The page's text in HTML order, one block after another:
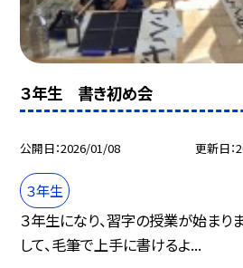
３年生 書き初め会
公開日 2026/01/08 更新日
３年生
３年生になり、習字の授業が始まり
して、毛筆で上手に書けるよ...